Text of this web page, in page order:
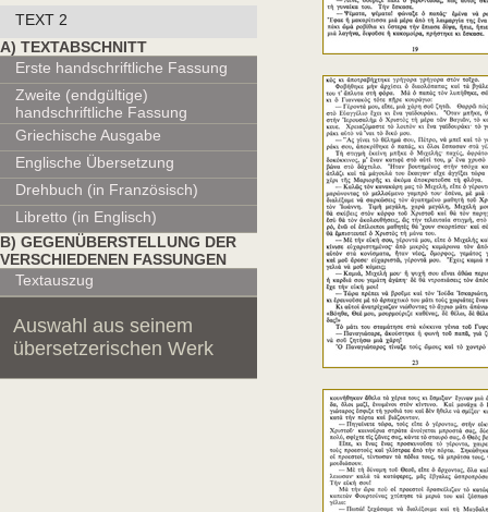
TEXT 2
Α) TEXTABSCHNITT
Erste handschriftliche Fassung
Zweite (endgültige)
handschriftliche Fassung
Griechische Ausgabe
Englische Übersetzung
Drehbuch (in Französisch)
Libretto (in Englisch)
Β) GEGENÜBERSTELLUNG DER
VERSCHIEDENEN FASSUNGEN
Textauszug
Auswahl aus seinem
übersetzerischen Werk